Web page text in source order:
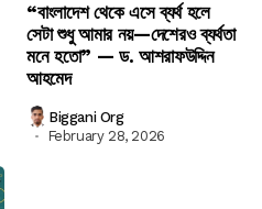
“বাংলাদেশ থেকে এসে ব্যর্থ হলে
সেটা শুধু আমার নয়—দেশেরও ব্যর্থতা
মনে হতো” — ড. আশরাফউদ্দিন
আহমেদ
Biggani Org
February 28, 2026